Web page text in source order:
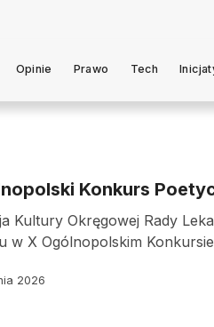
Opinie Prawo Tech
Konkurs
Kultury Okręgowej Rady
w X Ogólnopolskim
2026